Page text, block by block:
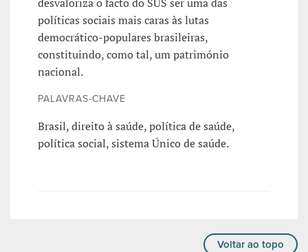
desvaloriza o facto do SUS ser uma das
políticas sociais mais caras às lutas
democrático-populares brasileiras,
constituindo, como tal, um património
nacional.
PALAVRAS-CHAVE
Brasil, direito à saúde, política de saúde,
política social, sistema Único de saúde.
Voltar ao topo